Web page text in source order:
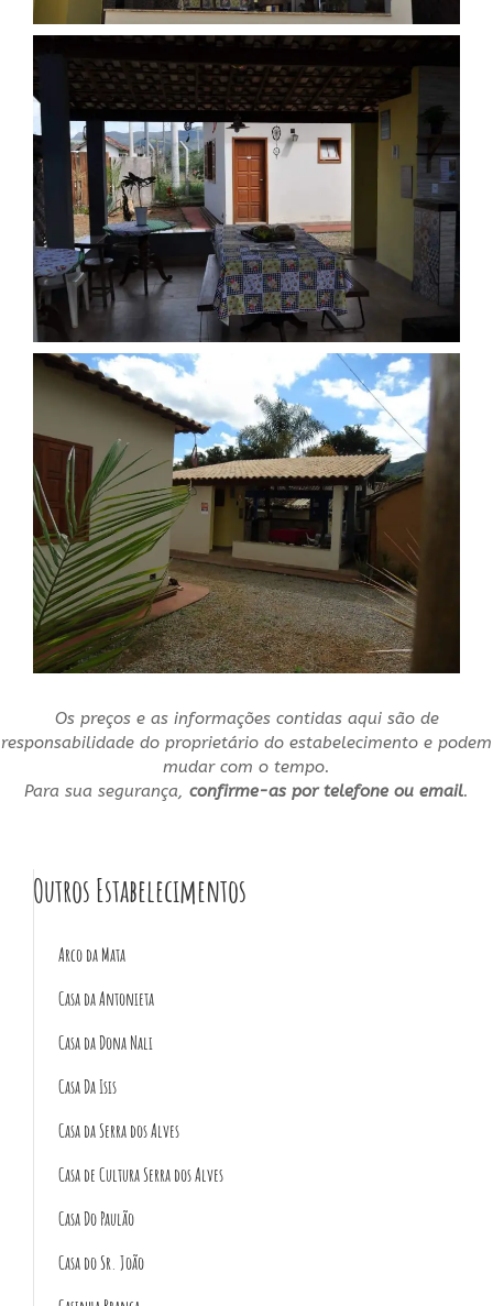
Os preços e as informações contidas aqui são de
responsabilidade do proprietário do estabelecimento e podem
mudar com o tempo.
Para sua segurança, confirme-as por telefone ou email.
Outros Estabelecimentos
Arco da Mata
Casa da Antonieta
Casa da Dona Nali
Casa Da Isis
Casa da Serra dos Alves
Casa de Cultura Serra dos Alves
Casa Do Paulão
Casa do Sr. João